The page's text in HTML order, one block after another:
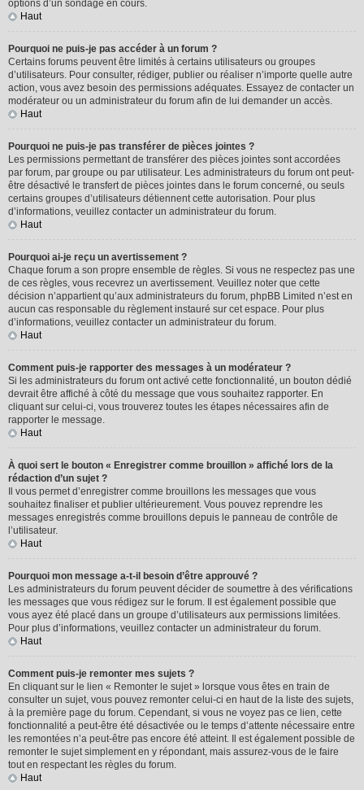
options d’un sondage en cours.
Haut
Pourquoi ne puis-je pas accéder à un forum ?
Certains forums peuvent être limités à certains utilisateurs ou groupes
d’utilisateurs. Pour consulter, rédiger, publier ou réaliser n’importe quelle autre
action, vous avez besoin des permissions adéquates. Essayez de contacter un
modérateur ou un administrateur du forum afin de lui demander un accès.
Haut
Pourquoi ne puis-je pas transférer de pièces jointes ?
Les permissions permettant de transférer des pièces jointes sont accordées
par forum, par groupe ou par utilisateur. Les administrateurs du forum ont peut-
être désactivé le transfert de pièces jointes dans le forum concerné, ou seuls
certains groupes d’utilisateurs détiennent cette autorisation. Pour plus
d’informations, veuillez contacter un administrateur du forum.
Haut
Pourquoi ai-je reçu un avertissement ?
Chaque forum a son propre ensemble de règles. Si vous ne respectez pas une
de ces règles, vous recevrez un avertissement. Veuillez noter que cette
décision n’appartient qu’aux administrateurs du forum, phpBB Limited n’est en
aucun cas responsable du règlement instauré sur cet espace. Pour plus
d’informations, veuillez contacter un administrateur du forum.
Haut
Comment puis-je rapporter des messages à un modérateur ?
Si les administrateurs du forum ont activé cette fonctionnalité, un bouton dédié
devrait être affiché à côté du message que vous souhaitez rapporter. En
cliquant sur celui-ci, vous trouverez toutes les étapes nécessaires afin de
rapporter le message.
Haut
À quoi sert le bouton « Enregistrer comme brouillon » affiché lors de la
rédaction d’un sujet ?
Il vous permet d’enregistrer comme brouillons les messages que vous
souhaitez finaliser et publier ultérieurement. Vous pouvez reprendre les
messages enregistrés comme brouillons depuis le panneau de contrôle de
l’utilisateur.
Haut
Pourquoi mon message a-t-il besoin d’être approuvé ?
Les administrateurs du forum peuvent décider de soumettre à des vérifications
les messages que vous rédigez sur le forum. Il est également possible que
vous ayez été placé dans un groupe d’utilisateurs aux permissions limitées.
Pour plus d’informations, veuillez contacter un administrateur du forum.
Haut
Comment puis-je remonter mes sujets ?
En cliquant sur le lien « Remonter le sujet » lorsque vous êtes en train de
consulter un sujet, vous pouvez remonter celui-ci en haut de la liste des sujets,
à la première page du forum. Cependant, si vous ne voyez pas ce lien, cette
fonctionnalité a peut-être été désactivée ou le temps d’attente nécessaire entre
les remontées n’a peut-être pas encore été atteint. Il est également possible de
remonter le sujet simplement en y répondant, mais assurez-vous de le faire
tout en respectant les règles du forum.
Haut